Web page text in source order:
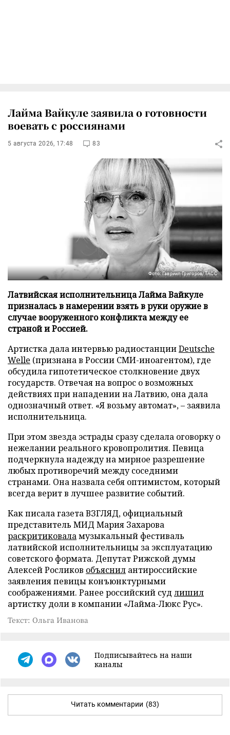
Лайма Вайкуле заявила о готовности
воевать с россиянами
5 августа 2026, 17:48 83
Фото: Гавриил Григоров/ТАСС
Латвийская исполнительница Лайма Вайкуле
призналась в намерении взять в руки оружие в
случае вооруженного конфликта между ее
страной и Россией.
Артистка дала интервью радиостанцииDeutsche
Welle (признана в России СМИ-иноагентом), где
обсудила гипотетическое столкновение двух
государств. Отвечая на вопрос о возможных
действиях при нападении на Латвию, она дала
однозначный ответ. «Я возьму автомат», – заявила
исполнительница.
При этом звезда эстрады сразу сделала оговорку о
нежелании реального кровопролития. Певица
подчеркнула надежду на мирное разрешение
любых противоречий между соседними
странами. Она назвала себя оптимистом, который
всегда верит в лучшее развитие событий.
Как писала газета ВЗГЛЯД, официальный
представитель МИД Мария Захарова
раскритиковаламузыкальный фестиваль
латвийской исполнительницы за эксплуатацию
советского формата. Депутат Рижской думы
Алексей Росликов объяснил антироссийские
заявления певицы конъюнктурными
соображениями. Ранее российский суд лишил
артистку доли в компании «Лайма-Люкс Рус».
Текст: Ольга Иванова
Подписывайтесь на наши
каналы
Читать комментарии (83)